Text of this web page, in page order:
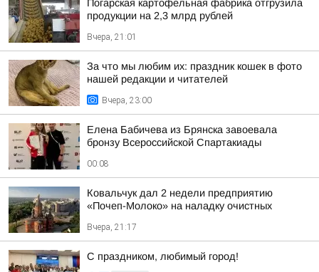
Погарская картофельная фабрика отгрузила
продукции на 2,3 млрд рублей
Вчера, 21:01
За что мы любим их: праздник кошек в фото
нашей редакции и читателей
Вчера, 23:00
Елена Бабичева из Брянска завоевала
бронзу Всероссийской Спартакиады
00:08
Ковальчук дал 2 недели предприятию
«Почеп-Молоко» на наладку очистных
Вчера, 21:17
С праздником, любимый город!